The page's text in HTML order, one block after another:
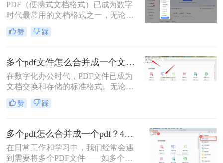
PDF（便携式文档格式）已成为数字
时代最常用的文档格式之一，无论是
学术论文、商务报告、电子书还是官
方文件，PDF都能保持原始格式在不
作和学习中，我们常常需要将多个
PDF文件合并成一个，以方便管理、
分享或打印。那么怎么把多个pdf文件
合并成一个呢？本文将全面解析多种
PDF合并方法，帮助您根据具体需求
选择最合适的解决方案。
赞 踩
多个pdf文件怎么合并成一个文件？从新手到高手的完整指南！
在数字化办公时代，PDF文件已成为
文档交换和存储的标准格式。无论是
学术研究、工作报告还是法律文件，
我们经常需要将多个PDF文件整合为
对这一需求时常常感到困惑。那么多
个pdf文件怎么合并成一个文件呢？本
文将详细介绍七种常用且高效的PDF
合并方法，涵盖不同平台、使用场景
赞 踩
多个pdf怎么合并成一个pdf？4种合并pdf方法详解！
在日常工作和学习中，我们经常会遇
到需要将多个PDF文件——如多个章